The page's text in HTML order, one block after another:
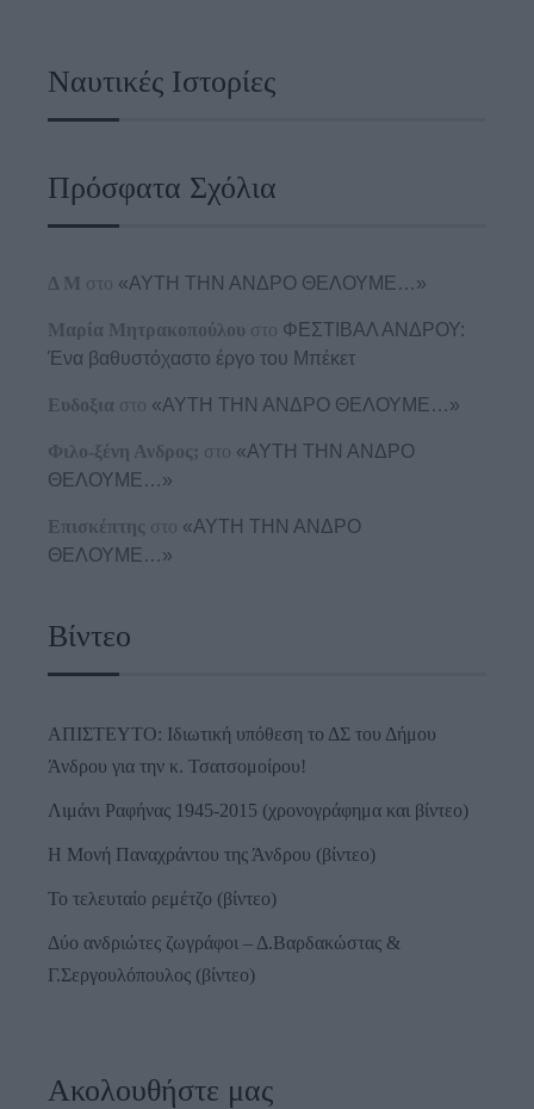
Ναυτικές Ιστορίες
Πρόσφατα Σχόλια
Δ Μ στο «ΑΥΤΗ ΤΗΝ ΑΝΔΡΟ ΘΕΛΟΥΜΕ…»
Μαρία Μητρακοπούλου στο ΦΕΣΤΙΒΑΛ ΑΝΔΡΟΥ:
Ένα βαθυστόχαστο έργο του Μπέκετ
Ευδοξια στο «ΑΥΤΗ ΤΗΝ ΑΝΔΡΟ ΘΕΛΟΥΜΕ…»
Φιλο-ξένη Ανδρος; στο «ΑΥΤΗ ΤΗΝ ΑΝΔΡΟ
ΘΕΛΟΥΜΕ…»
Επισκέπτης στο «ΑΥΤΗ ΤΗΝ ΑΝΔΡΟ
ΘΕΛΟΥΜΕ…»
Βίντεο
ΑΠΙΣΤΕΥΤΟ: Ιδιωτική υπόθεση το ΔΣ του Δήμου
Άνδρου για την κ. Τσατσομοίρου!
Λιμάνι Ραφήνας 1945-2015 (χρονογράφημα και βίντεο)
Η Μονή Παναχράντου της Άνδρου (βίντεο)
Το τελευταίο ρεμέτζο (βίντεο)
Δύο ανδριώτες ζωγράφοι – Δ.Βαρδακώστας &
Γ.Σεργουλόπουλος (βίντεο)
Ακολουθήστε μας